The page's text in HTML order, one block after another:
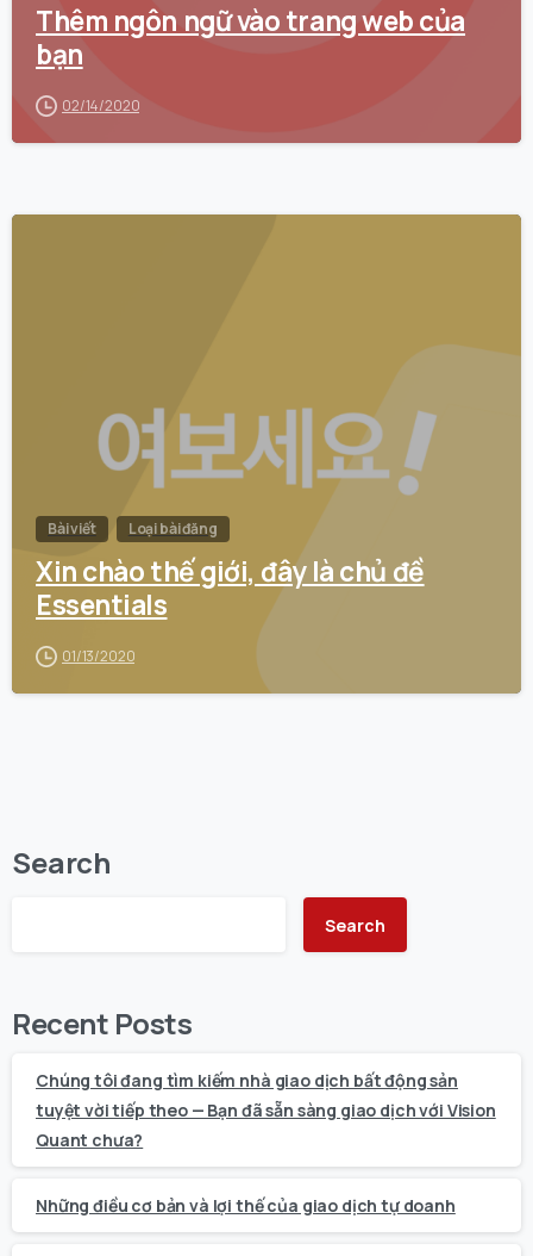
Thêm ngôn ngữ vào trang web của
bạn
02/14/2020
Bài viết Loại bài đăng
Xin chào thế giới, đây là chủ đề
Essentials
01/13/2020
Search
Search
Recent Posts
Chúng tôi đang tìm kiếm nhà giao dịch bất động sản
tuyệt vời tiếp theo — Bạn đã sẵn sàng giao dịch với Vision
Quant chưa?
Những điều cơ bản và lợi thế của giao dịch tự doanh